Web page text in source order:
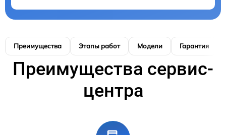
Преимущества Этапы работ Модели Гарантия
Преимущества сервис-
центра